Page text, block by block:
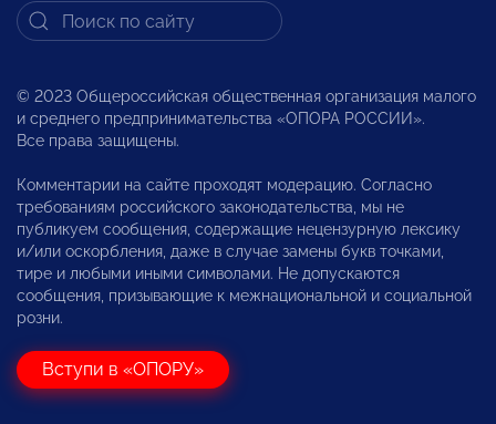
© 2023 Общероссийская общественная организация малого
и среднего предпринимательства «ОПОРА РОССИИ».
Все права защищены.
Комментарии на сайте проходят модерацию. Согласно
требованиям российского законодательства, мы не
публикуем сообщения, содержащие нецензурную лексику
и/или оскорбления, даже в случае замены букв точками,
тире и любыми иными символами. Не допускаются
сообщения, призывающие к межнациональной и социальной
розни.
Вступи в «ОПОРУ»